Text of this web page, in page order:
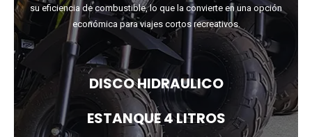
su eficiencia de combustible, lo que la convierte en una opción
económica para viajes cortos recreativos.
DISCO HIDRAULICO
ESTANQUE 4 LITROS